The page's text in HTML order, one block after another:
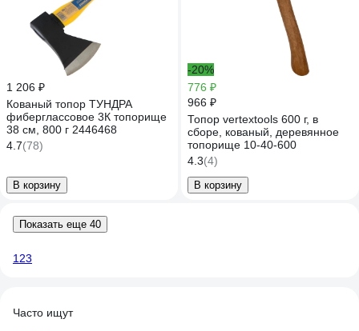
1 206 ₽
Кованый топор ТУНДРА
фиберглассовое 3К топорище
38 см, 800 г 2446468
4.7(78)
В корзину
-20%
776 ₽
966 ₽
Топор vertextools 600 г, в
сборе, кованый, деревянное
топорище 10-40-600
4.3(4)
В корзину
Показать еще 40
1 23
Часто ищут